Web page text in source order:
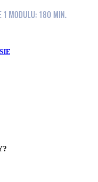
1 MODULU: 180 MIN.